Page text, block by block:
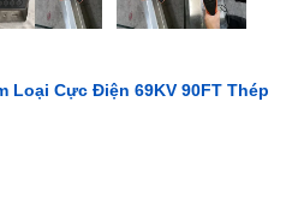
Loại Cực Điện 69KV 90FT Thép